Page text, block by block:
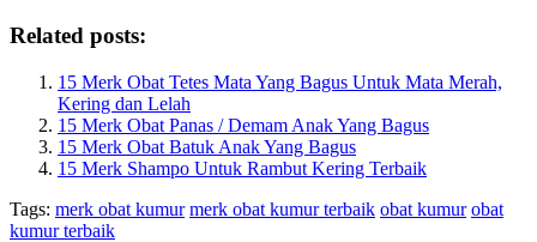
Related posts:
15 Merk Obat Tetes Mata Yang Bagus Untuk Mata Merah,
Kering dan Lelah
15 Merk Obat Panas / Demam Anak Yang Bagus
15 Merk Obat Batuk Anak Yang Bagus
15 Merk Shampo Untuk Rambut Kering Terbaik
Tags: merk obat kumur merk obat kumur terbaik obat kumur obat
kumur terbaik